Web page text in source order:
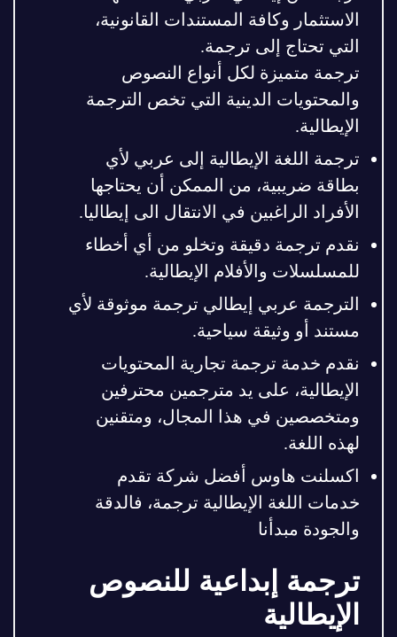
الاستثمار وكافة المستندات القانونية،
التي تحتاج إلى ترجمة.
ترجمة متميزة لكل أنواع النصوص
والمحتويات الدينية التي تخص الترجمة
الإيطالية.
ترجمة اللغة الإيطالية إلى عربي لأي
بطاقة ضريبية، من الممكن أن يحتاجها
الأفراد الراغبين في الانتقال الى إيطاليا.
نقدم ترجمة دقيقة وتخلو من أي أخطاء
للمسلسلات والأفلام الإيطالية.
الترجمة عربي إيطالي ترجمة موثوقة لأي
مستند أو وثيقة سياحية.
نقدم خدمة ترجمة تجارية المحتويات
الإيطالية، على يد مترجمين محترفين
ومتخصصين في هذا المجال، ومتقنين
لهذه اللغة.
اكسلنت هاوس أفضل شركة تقدم
خدمات اللغة الإيطالية ترجمة، فالدقة
والجودة مبدأنا
ترجمة إبداعية للنصوص
الإيطالية